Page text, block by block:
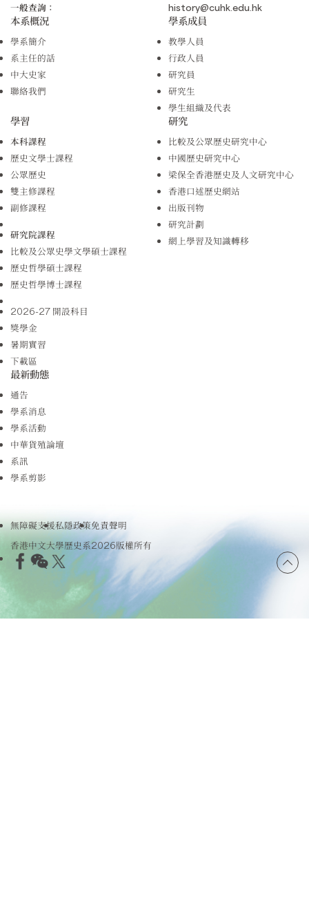
一般查詢：
history@cuhk.edu.hk
本系概況
學系簡介
系主任的話
中大史家
聯絡我們
學系成員
教學人員
行政人員
研究員
研究生
學生組織及代表
學習
本科課程
歷史文學士課程
公眾歷史
雙主修課程
副修課程
研究院課程
比較及公眾史學文學碩士課程
歷史哲學碩士課程
歷史哲學博士課程
2026-27 開設科目
獎學金
暑期實習
下載區
研究
比較及公眾歷史研究中心
中國歷史研究中心
梁保全香港歷史及人文研究中心
香港口述歷史網站
出版刊物
研究計劃
網上學習及知識轉移
最新動態
通告
學系消息
學系活動
中華貨殖論壇
系訊
學系剪影
無障礙支援私隱政策免責聲明
香港中文大學歷史系2026版權所有